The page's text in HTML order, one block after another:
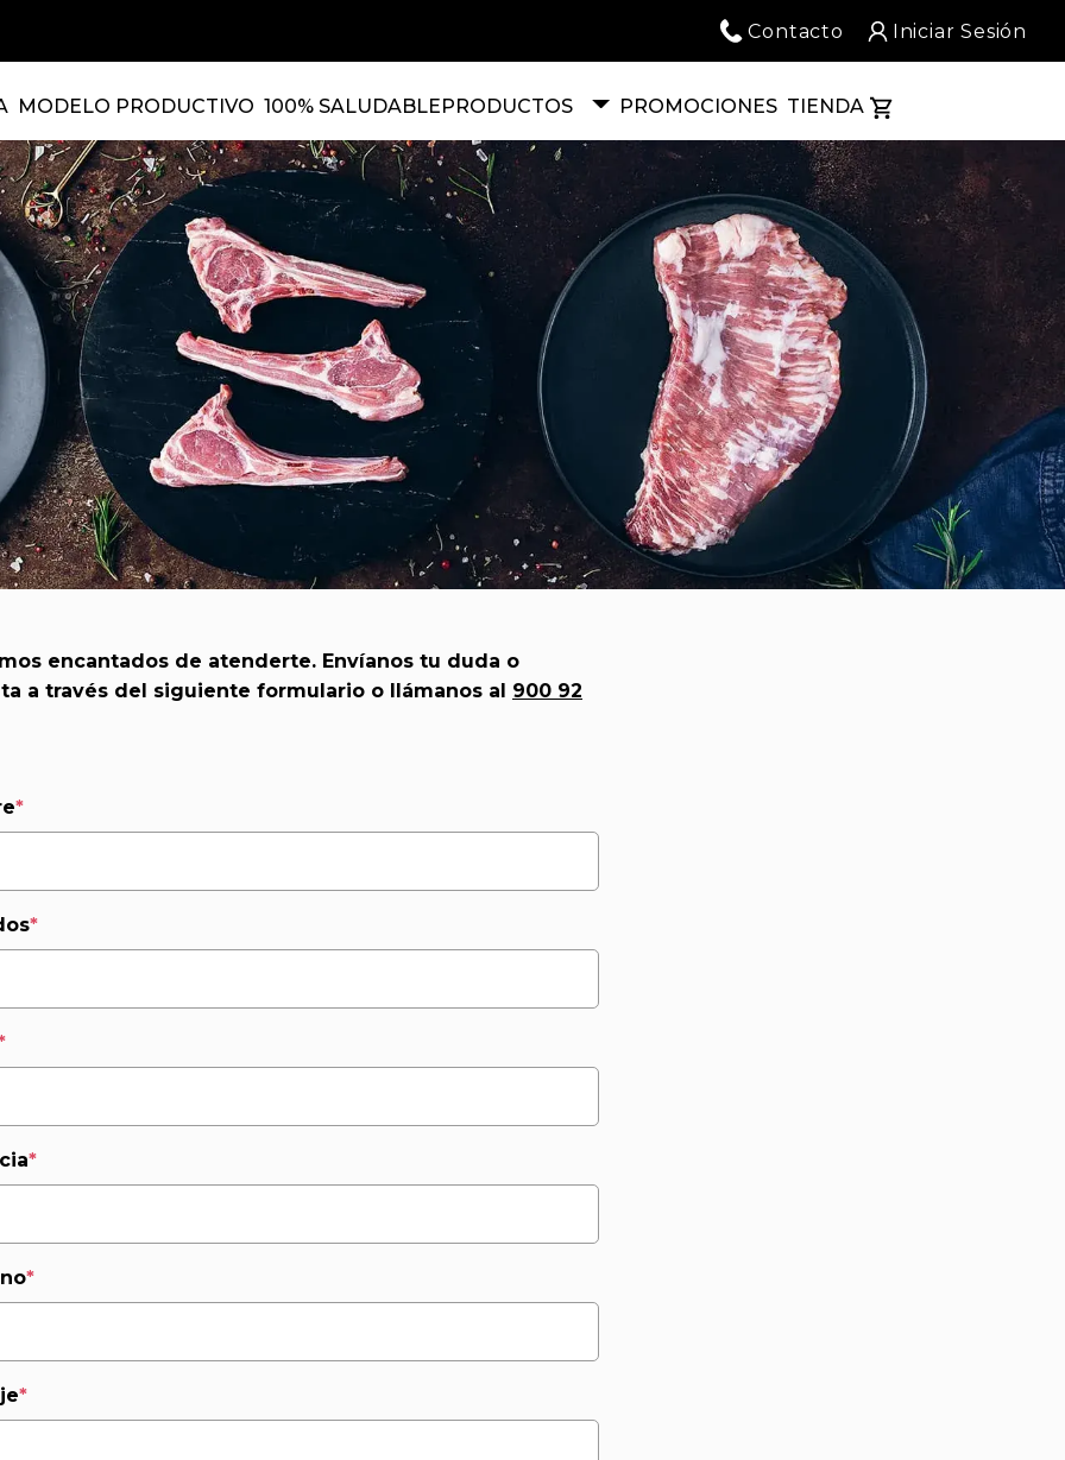
Contacto Iniciar Sesión
MODELO PRODUCTIVO 100% SALUDABLEPRODUCTOS PROMOCIONES TIENDA
encantados de atenderte. Envíanos tu duda o
a través del siguiente formulario o llámanos al 900 92
*
*
*
*
*